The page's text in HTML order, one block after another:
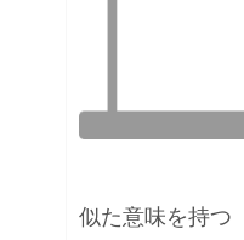
似た意味を持つ